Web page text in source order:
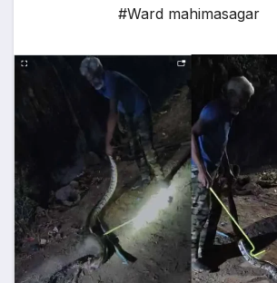
#Ward mahimasagar